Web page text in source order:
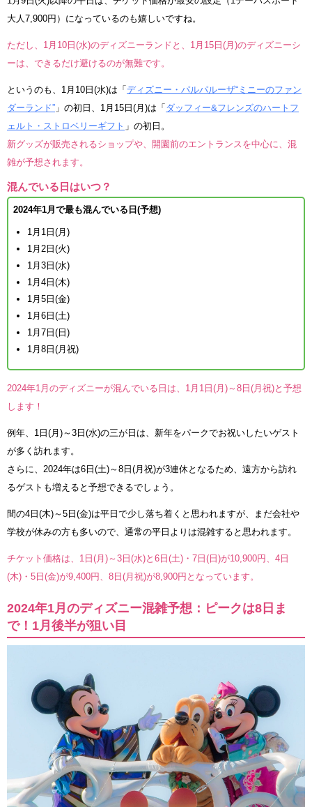
大人7,900円）になっているのも嬉しいですね。
ただし、1月10日(水)のディズニーランドと、1月15日(月)のディズニーシ
ーは、できるだけ避けるのが無難です。
というのも、1月10日(水)は「 ディズニー・パルパルーザ“ミニーのファン
ダーランド” 」の初日、1月15日(月)は「 ダッフィー&フレンズのハートフ
ェルト・ストロベリーギフト 」の初日。
新グッズが販売されるショップや、開園前のエントランスを中心に、混
雑が予想されます。
混んでいる日はいつ？
2024年1月で最も混んでいる日(予想)
1月1日(月)
1月2日(火)
1月3日(水)
1月4日(木)
1月5日(金)
1月6日(土)
1月7日(日)
1月8日(月祝)
2024年1月のディズニーが混んでいる日は、1月1日(月)～8日(月祝)と予想
します！
例年、1日(月)～3日(水)の三が日は、新年をパークでお祝いしたいゲスト
が多く訪れます。
さらに、2024年は6日(土)～8日(月祝)が3連休となるため、遠方から訪れ
るゲストも増えると予想できるでしょう。
間の4日(木)～5日(金)は平日で少し落ち着くと思われますが、まだ会社や
学校が休みの方も多いので、通常の平日よりは混雑すると思われます。
チケット価格は、1日(月)～3日(水)と6日(土)・7日(日)が10,900円、4日
(木)・5日(金)が9,400円、8日(月祝)が8,900円となっています。
2024年1月のディズニー混雑予想：ピークは8日ま
で！1月後半が狙い目